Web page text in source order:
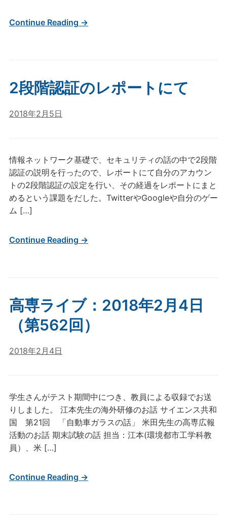
Continue Reading →
2段階認証のレポートにて
2018年2月5日
情報ネットワーク基礎で、セキュリティの話の中で2段階
認証の説明を行ったので、レポートにて自分のアカウン
トの2段階認証の設定を行い、その経過をレポートにまと
めるという課題をだした。TwitterやGoogleや自分のゲー
ム […]
Continue Reading →
高専ライブ：2018年2月4日
（第562回）
2018年2月4日
学生さんがテスト期間中につき、教員による収録でお送
りしました。 江本先生の海外研修のお話 サイエンス共和
国 第21回 「自動車ガラスの話」 米田先生の高専広報
活動のお話 期末試験の話 担当：江本(環境都市工学科教
員）、米 […]
Continue Reading →